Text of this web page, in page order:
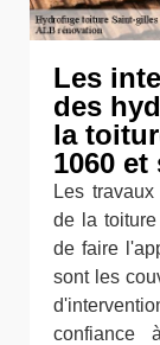
Les
des
la
1060
Les
de la
de faire
sont les
confiance